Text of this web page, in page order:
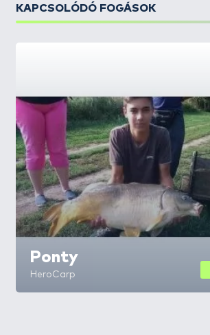
KAPCSOLÓDÓ FOGÁSOK
Ponty
HeroCarp